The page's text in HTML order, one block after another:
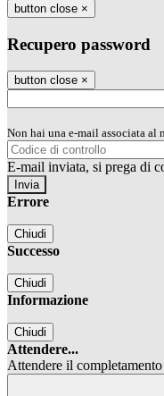
button close ×
Recupero password
button close ×
Non hai una e-mail associata al
E-mail inviata, si prega di
Errore
Chiudi
Successo
Chiudi
Informazione
Chiudi
Attendere...
Attendere il